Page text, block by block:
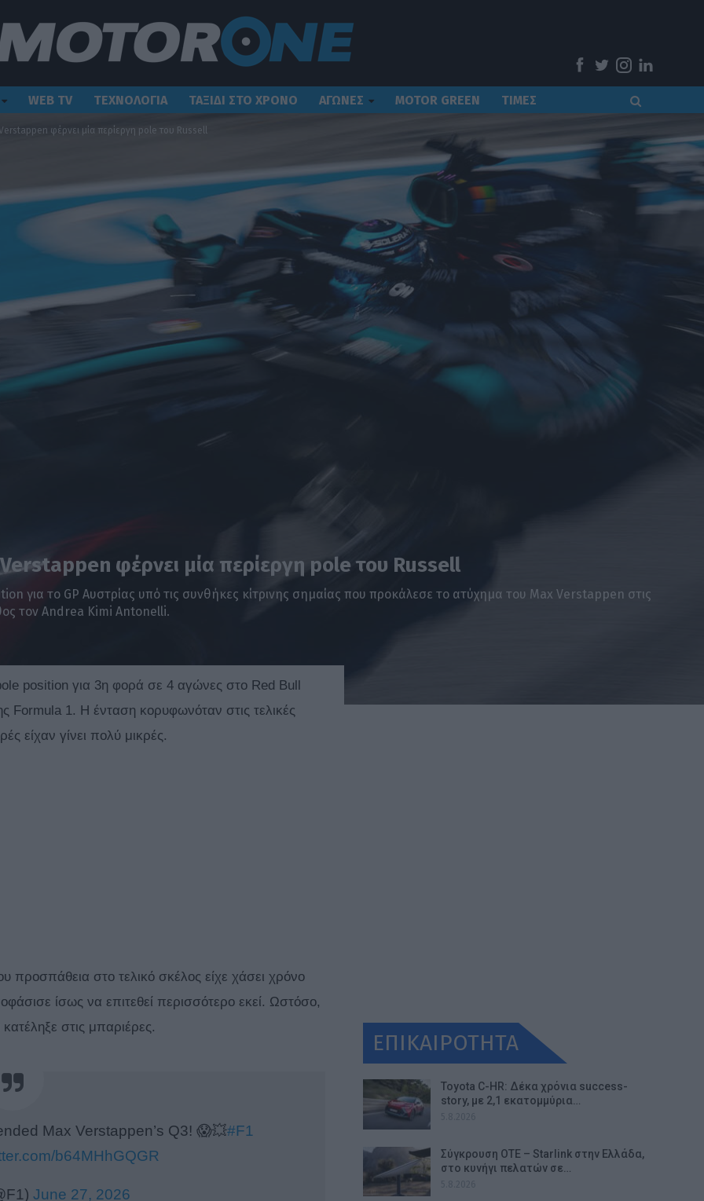
WEB TV ΤΕΧΝΟΛΟΓΙΑ ΤΑΞΙΔΙ ΣΤΟ ΧΡΟΝΟ ΑΓΩΝΕΣ MOTOR GREEN ΤΙΜΕΣ
φέρνει μία περίεργη pole του Russell
φέρνει μία περίεργη pole του Russell
για το GP Αυστρίας υπό τις συνθήκες κίτρινης σημαίας που προκάλεσε το ατύχημα του Max Verstappen στις
τον Andrea Kimi Antonelli.
position για 3η φορά σε 4 αγώνες στο Red Bull
Formula 1. Η ένταση κορυφωνόταν στις τελικές
είχαν γίνει πολύ μικρές.
προσπάθεια στο τελικό σκέλος είχε χάσει χρόνο
ίσως να επιτεθεί περισσότερο εκεί. Ωστόσο,
στις μπαριέρες.
Max Verstappen’s Q3! 😱💥#F1
b64MHhGQGR
June 27, 2026
ΕΠΙΚΑΙΡΟΤΗΤΑ
Toyota C-HR: Δέκα χρόνια success-
story, με 2,1 εκατομμύρια…
Σύγκρουση ΟΤΕ – Starlink στην Ελλάδα,
στο κυνήγι πελατών σε…